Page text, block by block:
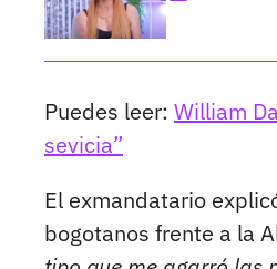
Puedes leer: William
sevicia”
El exmandatario
bogotanos frente a la